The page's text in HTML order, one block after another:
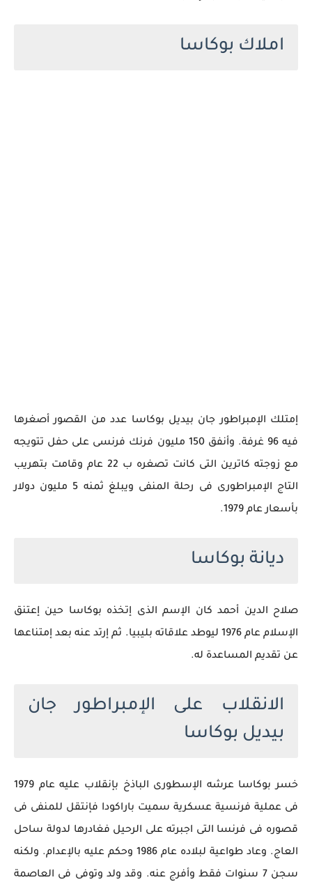
املاك بوكاسا
إمتلك الإمبراطور جان بيديل بوكاسا عدد من القصور أصغرها
فيه 96 غرفة. وأنفق 150 مليون فرنك فرنسى على حفل تتويجه
مع زوجته كاترين التى كانت تصغره ب 22 عام وقامت بتهريب
التاج الإمبراطورى فى رحلة المنفى ويبلغ ثمنه 5 مليون دولار
بأسعار عام 1979.
ديانة بوكاسا
صلاح الدين أحمد كان الإسم الذى إتخذه بوكاسا حين إعتنق
الإسلام عام 1976 ليوطد علاقاته بليبيا. ثم إرتد عنه بعد إمتناعها
عن تقديم المساعدة له.
الانقلاب على الإمبراطور جان
بيديل بوكاسا
خسر بوكاسا عرشه الإسطورى الباذخ بإنقلاب عليه عام 1979
فى عملية فرنسية عسكرية سميت باراكودا فإنتقل للمنفى فى
قصوره فى فرنسا التى اجبرته على الرحيل فغادرها لدولة ساحل
العاج. وعاد طواعية لبلاده عام 1986 وحكم عليه بالإعدام. ولكنه
سجن 7 سنوات فقط وأفرج عنه. وقد ولد وتوفى فى العاصمة